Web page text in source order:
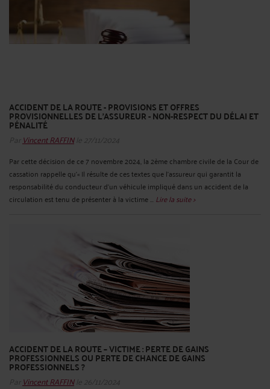
ACCIDENT DE LA ROUTE - PROVISIONS ET OFFRES
PROVISIONNELLES DE L'ASSUREUR - NON-RESPECT DU DÉLAI ET
PÉNALITÉ
Par Vincent RAFFINle 27/11/2024
Par cette décision de ce 7 novembre 2024, la 2ème chambre civile de la Cour de
cassation rappelle qu’« Il résulte de ces textes que l'assureur qui garantit la
responsabilité du conducteur d'un véhicule impliqué dans un accident de la
circulation est tenu de présenter à la victime ... Lire la suite >
ACCIDENT DE LA ROUTE – VICTIME : PERTE DE GAINS
PROFESSIONNELS OU PERTE DE CHANCE DE GAINS
PROFESSIONNELS ?
Par Vincent RAFFINle 26/11/2024